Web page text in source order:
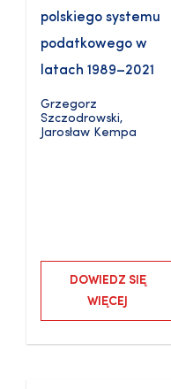
polskiego systemu
podatkowego w
latach 1989–2021
Grzegorz
Szczodrowski,
Jarosław Kempa
DOWIEDZ SIĘ
WIĘCEJ